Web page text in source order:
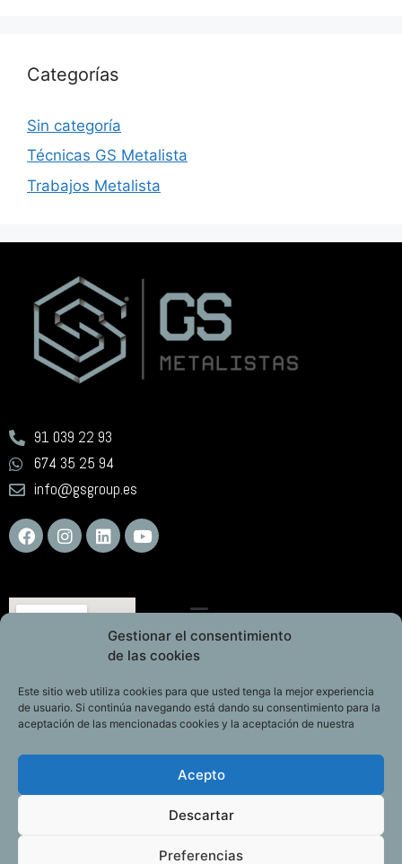
Gestionar el consentimiento
de las cookies
Este sitio web utiliza cookies para que usted tenga la mejor experiencia
de usuario. Si continúa navegando está dando su consentimiento para la
aceptación de las mencionadas cookies y la aceptación de nuestra
Acepto
Descartar
Preferencias
Categorías
Sin categoría
Técnicas GS Metalista
Trabajos Metalista
91 039 22 93
674 35 25 94
info@gsgroup.es